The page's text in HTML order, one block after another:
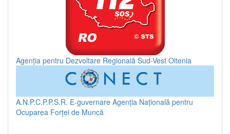
Agenția pentru Dezvoltare Regională Sud-Vest Oltenia
A.N.P.C.P.P.S.R. E-guvernare Agenția Națională pentru
Ocuparea Forței de Muncă